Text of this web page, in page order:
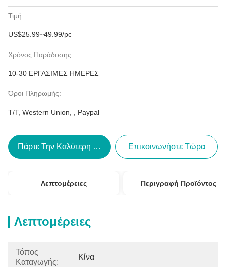
Τιμή:
US$25.99~49.99/pc
Χρόνος Παράδοσης:
10-30 ΕΡΓΑΣΙΜΕΣ ΗΜΕΡΕΣ
Όροι Πληρωμής:
T/T, Western Union, , Paypal
Πάρτε Την Καλύτερη Τιμή Επικοινωνήστε Τώρα
Λεπτομέρειες Περιγραφή Προϊόντος
Λεπτομέρειες
Τόπος
Καταγωγής:
Κίνα